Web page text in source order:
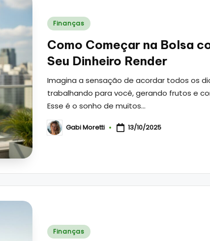
Posted
Finanças
Como Começar na Bolsa
Seu Dinheiro Render
Imagina a sensação de acordar todos os
trabalhando para você, gerando frutos e
Esse é o sonho de muitos…
Posted
by
Gabi Moretti 13/10/2025
Posted
Finanças